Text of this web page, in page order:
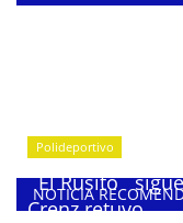
NOTICIA
Polideportivo
¨El Rusito¨
Crenz retuvo...